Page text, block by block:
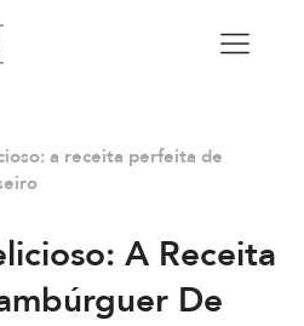
a receita perfeita de
A Receita
De